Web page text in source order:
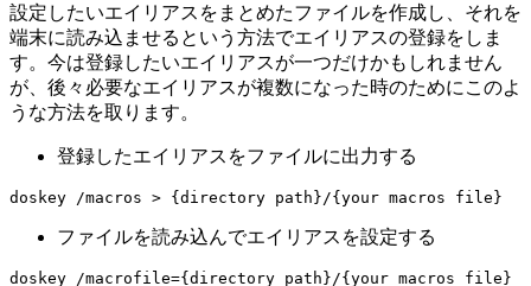
設定したいエイリアスをまとめたファイルを作成し、それを
端末に読み込ませるという方法でエイリアスの登録をしま
す。今は登録したいエイリアスが一つだけかもしれません
が、後々必要なエイリアスが複数になった時のためにこのよ
うな方法を取ります。
登録したエイリアスをファイルに出力する
ファイルを読み込んでエイリアスを設定する